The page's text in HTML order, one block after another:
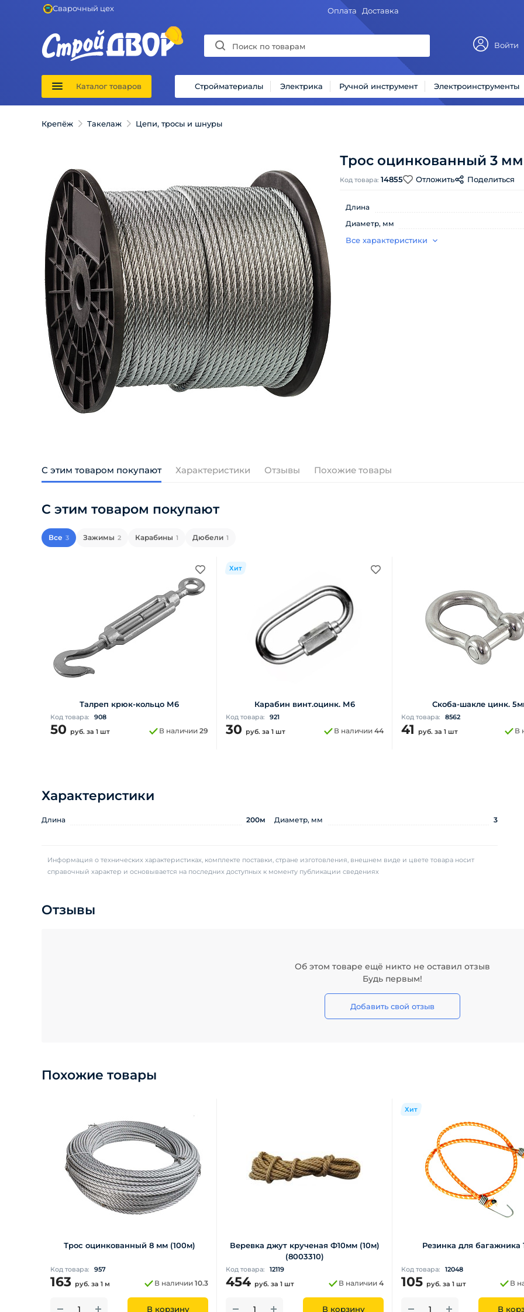
Сварочный цех Оплата Доставка
Войти
Каталог товаров Стройматериалы Электрика Ручной инструмент Электроинструменты
Крепёж Такелаж Цепи, тросы и шнуры
Трос оцинкованный 3
Код товара: 14855 Отложить Поделиться
Длина
Диаметр, мм
Все характеристики
С этим товаром покупают Характеристики Отзывы Похожие товары
С этим товаром покупают
Все 3 Зажимы 2 Карабины 1 Дюбели 1
Талреп крюк-кольцо М6
Код товара: 908
50 руб. за 1 шт В наличии 29
Хит
Карабин винт.оцинк. М6
Код товара: 921
30 руб. за 1 шт В наличии 44
Скоба-шакле цинк.
Код товара: 8562
41 руб. за 1 шт В
Характеристики
Длина 200м Диаметр, мм 3
Информация о технических характеристиках, комплекте поставки, стране изготовления, внешнем виде и цвете товара носит
справочный характер и основывается на последних доступных к моменту публикации сведениях
Отзывы
Об этом товаре ещё никто не оставил отзыв
Будь первым!
Добавить свой отзыв
Похожие товары
Трос оцинкованный 8 мм (100м)
Код товара: 957
163 руб. за 1 м В наличии 10.3
В корзину
Веревка джут крученая Ф10мм (10м)
(8003310)
Код товара: 12119
454 руб. за 1 шт В наличии 4
В корзину
Хит
Резинка для багажника
Код товара: 12048
105 руб. за 1 шт В
В